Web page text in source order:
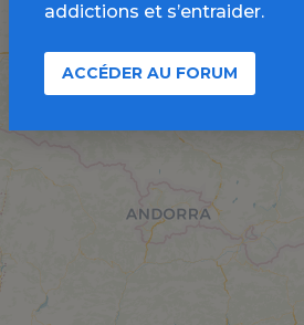
addictions et s’entraider.
ACCÉDER AU FORUM